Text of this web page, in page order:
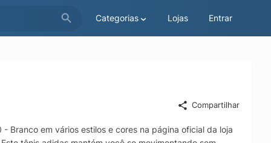
Categorias Lojas Entrar
Compartilhar
Branco em vários estilos e cores na página oficial da loja